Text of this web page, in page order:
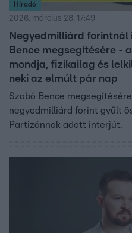
Híradó
2026. március 28. 17:49
Negyedmilliárd forintnál
Bence megsegítésére -
mondja, fizikailag és
neki az elmúlt pár nap
Szabó Bence
negyedmilliárd forint gyűlt
Partizánnak adott interjút.